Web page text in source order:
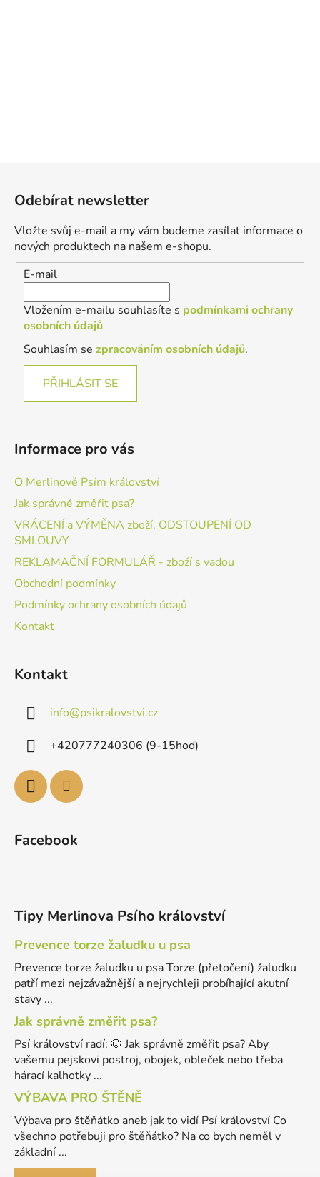
Odebírat newsletter
Vložte svůj e-mail a my vám budeme zasílat informace o
nových produktech na našem e-shopu.
E-mail
Vložením e-mailu souhlasíte s podmínkami ochrany
osobních údajů
Souhlasím se zpracováním osobních údajů.
PŘIHLÁSIT SE
Informace pro vás
O Merlinově Psím království
Jak správně změřit psa?
VRÁCENÍ a VÝMĚNA zboží, ODSTOUPENÍ OD
SMLOUVY
REKLAMAČNÍ FORMULÁŘ - zboží s vadou
Obchodní podmínky
Podmínky ochrany osobních údajů
Kontakt
Kontakt
info@psikralovstvi.cz
+420777240306 (9-15hod)
Facebook
Tipy Merlinova Psího království
Prevence torze žaludku u psa
Prevence torze žaludku u psa Torze (přetočení) žaludku
patří mezi nejzávažnější a nejrychleji probíhající akutní
stavy ...
Jak správně změřit psa?
Psí království radí: 🐶 Jak správně změřit psa? Aby
vašemu pejskovi postroj, obojek, obleček nebo třeba
hárací kalhotky ...
VÝBAVA PRO ŠTĚNĚ
Výbava pro štěňátko aneb jak to vidí Psí království Co
všechno potřebuji pro štěňátko? Na co bych neměl v
základní ...